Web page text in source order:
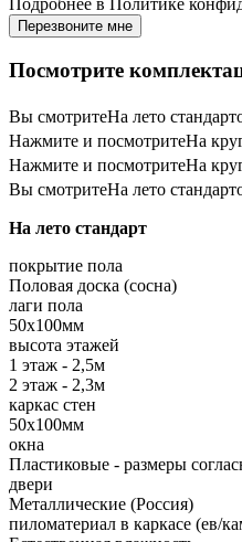
Подробнее в Политике
Перезвоните мне
Посмотрите
Вы смотритеНа лето стандарт
Нажмите и посмотритеНа
Нажмите и посмотритеНа
Вы смотритеНа лето стандарт
На лето стандарт
покрытие пола
Половая доска (сосна)
лаги пола
50х100мм
высота этажей
1 этаж - 2,5м
2 этаж - 2,3м
каркас стен
50х100мм
окна
Пластиковые - размеры
двери
Металлические (Россия)
пиломатериал в каркасе (ев/